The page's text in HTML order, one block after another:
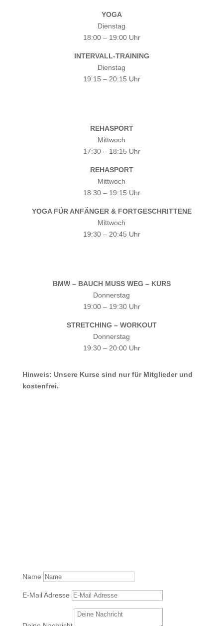
YOGA
Dienstag
18:00 – 19:00 Uhr
INTERVALL-TRAINING
Dienstag
19:15 – 20:15 Uhr
REHASPORT
Mittwoch
17:30 – 18:15 Uhr
REHASPORT
Mittwoch
18:30 – 19:15 Uhr
YOGA FÜR ANFÄNGER & FORTGESCHRITTENE
Mittwoch
19:30 – 20:45 Uhr
BMW – BAUCH MUSS WEG – KURS
Donnerstag
19:00 – 19:30 Uhr
STRETCHING – WORKOUT
Donnerstag
19:30 – 20:00 Uhr
Hinweis: Unsere Kurse sind nur für Mitglieder und
kostenfrei.
Name
E-Mail Adresse